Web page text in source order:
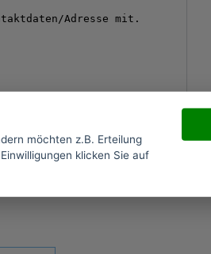
möchten z.B. Erteilung
klicken Sie auf